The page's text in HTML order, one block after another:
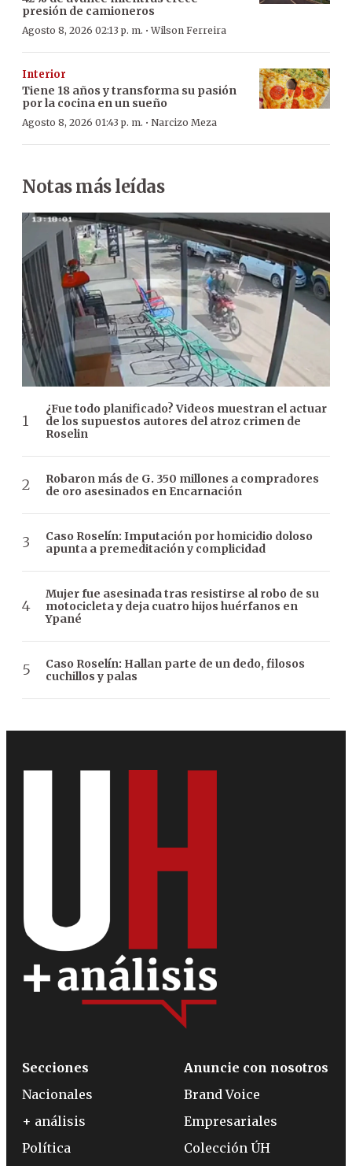
presión de camioneros
Agosto 8, 2026 02:13 p. m. ·Wilson Ferreira
Interior
Tiene 18 años y transforma su pasión
por la cocina en un sueño
Agosto 8, 2026 01:43 p. m. · Narcizo Meza
Notas más leídas
¿Fue todo planificado? Videos muestran el actuar
de los supuestos autores del atroz crimen de
Roselin
Robaron más de G. 350 millones a compradores
de oro asesinados en Encarnación
Caso Roselín: Imputación por homicidio doloso
apunta a premeditación y complicidad
Mujer fue asesinada tras resistirse al robo de su
motocicleta y deja cuatro hijos huérfanos en
Ypané
Caso Roselín: Hallan parte de un dedo, filosos
cuchillos y palas
Secciones
Nacionales
+ análisis
Política
Anuncie con nosotros
Brand Voice
Empresariales
Colección ÚH